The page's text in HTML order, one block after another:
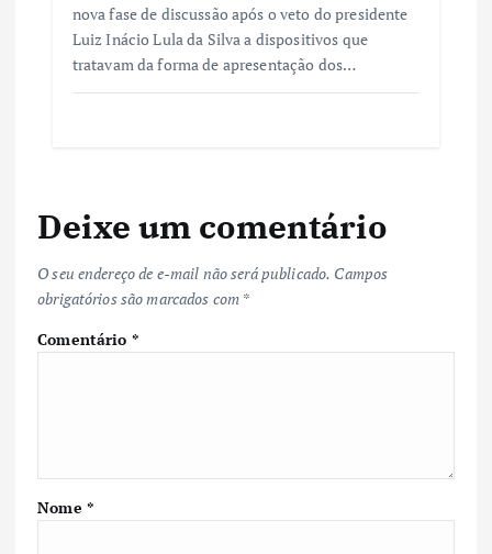
nova fase de discussão após o veto do presidente
Luiz Inácio Lula da Silva a dispositivos que
tratavam da forma de apresentação dos…
Deixe um comentário
O seu endereço de e-mail não será publicado. Campos
obrigatórios são marcados com *
Comentário *
Nome *